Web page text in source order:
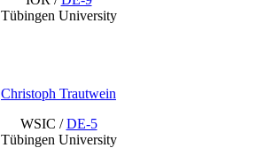
Tübingen University
Christoph Trautwein
WSIC /DE-5
Tübingen University